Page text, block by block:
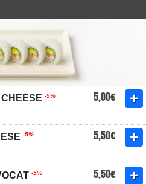
-5% 5,00€
-5% 5,50€
-5% 5,50€